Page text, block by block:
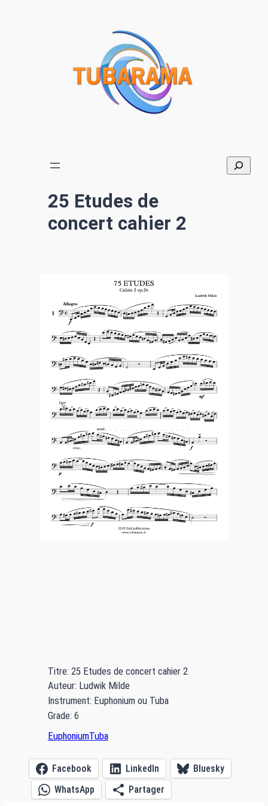
25 Etudes de
concert cahier 2
Titre: 25 Etudes de concert cahier 2
Auteur: Ludwik Milde
Instrument: Euphonium ou Tuba
Grade: 6
EuphoniumTuba
Facebook LinkedIn
Bluesky
WhatsApp
Partager